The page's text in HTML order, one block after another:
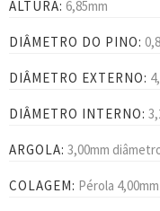
ALTURA: 6,85mm
DIÂMETRO DO PINO:
DIÂMETRO EXTERNO:
DIÂMETRO INTERNO:
ARGOLA: 3,00mm
COLAGEM: Pérola 4,00mm